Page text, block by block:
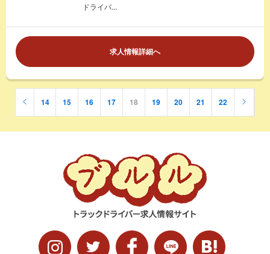
ドライバ...
求人情報詳細へ
14 15 16 17 18 19 20 21 22